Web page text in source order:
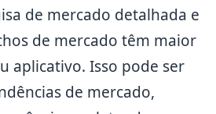
de mercado detalhada e
de mercado têm maior
aplicativo. Isso pode ser
de mercado,